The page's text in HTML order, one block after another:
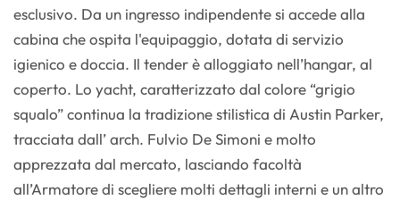
esclusivo. Da un ingresso indipendente si accede alla
cabina che ospita l'equipaggio, dotata di servizio
igienico e doccia. Il tender è alloggiato nell’hangar, al
coperto. Lo yacht, caratterizzato dal colore “grigio
squalo” continua la tradizione stilistica di Austin Parker,
tracciata dall’ arch. Fulvio De Simoni e molto
apprezzata dal mercato, lasciando facoltà
all’Armatore di scegliere molti dettagli interni e un altro